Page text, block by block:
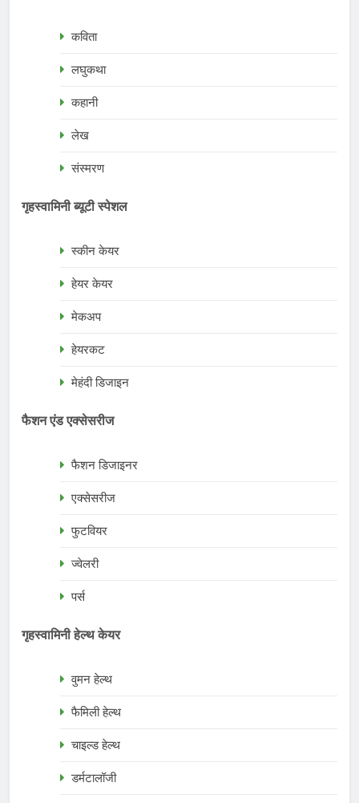
कविता
लघुकथा
कहानी
लेख
संस्मरण
गृहस्वामिनी ब्यूटी स्पेशल
स्कीन केयर
हेयर केयर
मेकअप
हेयरकट
मेहंदी डिजाइन
फैशन एंड एक्सेसरीज
फैशन डिजाइनर
एक्सेसरीज
फुटवियर
ज्वेलरी
पर्स
गृहस्वामिनी हेल्थ केयर
वुमन हेल्थ
फैमिली हेल्थ
चाइल्ड हेल्थ
डर्मटालॉजी